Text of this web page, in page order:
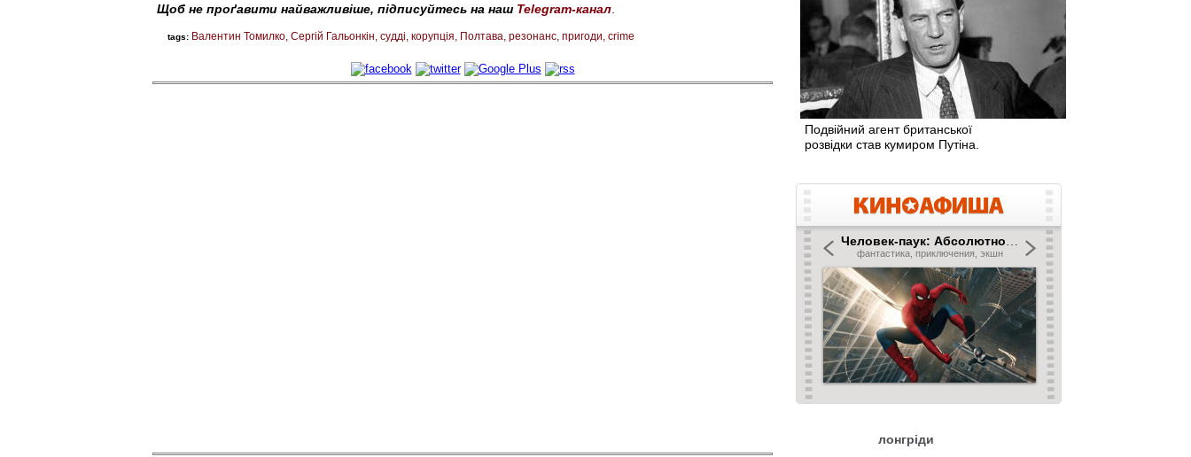
Щоб не проґавити найважливіше, підписуйтесь на наш Telegram-канал
tags: Валентин Томилко Сергій Гальонкін судді корупція Полтава резонанс пригоди crime
Подвійний агент британської
розвідки став кумиром Путіна.
лонгріди